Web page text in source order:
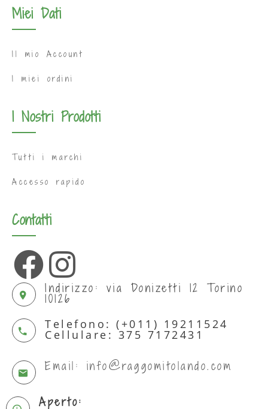
Miei Dati
Il mio Account
I miei ordini
I Nostri Prodotti
Tutti i marchi
Accesso rapido
Contatti
Indirizzo: via Donizetti 12 Torino
10126
Telefono: (+011) 19211524
Cellulare: 375 7172431
Email: info@raggomitolando.com
Aperto: